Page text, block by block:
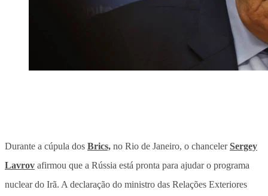
Durante a cúpula dos Brics, no Rio de Janeiro, o chancelerSergey
Lavrov afirmou que a Rússia está pronta para ajudar o programa
nuclear do Irã. A declaração do ministro das Relações Exteriores